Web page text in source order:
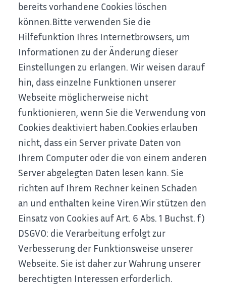
bereits vorhandene Cookies löschen
können.Bitte verwenden Sie die
Hilfefunktion Ihres Internetbrowsers, um
Informationen zu der Änderung dieser
Einstellungen zu erlangen. Wir weisen darauf
hin, dass einzelne Funktionen unserer
Webseite möglicherweise nicht
funktionieren, wenn Sie die Verwendung von
Cookies deaktiviert haben.Cookies erlauben
nicht, dass ein Server private Daten von
Ihrem Computer oder die von einem anderen
Server abgelegten Daten lesen kann. Sie
richten auf Ihrem Rechner keinen Schaden
an und enthalten keine Viren.Wir stützen den
Einsatz von Cookies auf Art. 6 Abs. 1 Buchst. f)
DSGVO: die Verarbeitung erfolgt zur
Verbesserung der Funktionsweise unserer
Webseite. Sie ist daher zur Wahrung unserer
berechtigten Interessen erforderlich.